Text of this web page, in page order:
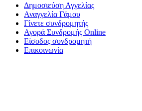
Δημοσιεύση Αγγελίας
Αναγγελία Γάμου
Γίνετε συνδρομητής
Αγορά Συνδρομής Online
Είσοδος συνδρομητή
Επικοινωνία